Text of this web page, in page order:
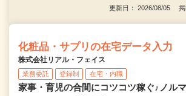
更新日： 2026/08/05 掲
化粧品・サプリの在宅データ入力
株式会社リアル・フェイス
業務委託 登録制 在宅・内職
家事・育児の合間にコツコツ稼ぐ♪ノル